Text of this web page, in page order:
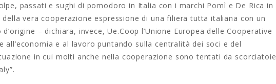
passati e sughi di pomodoro in Italia con i marchi Pomì e De Rica in
vera cooperazione espressione di una filiera tutta italiana con un
– dichiara, invece, Ue.Coop l’Unione Europea delle Cooperative
all’economia e al lavoro puntando sulla centralità dei soci e del
in cui molti anche nella cooperazione sono tentati da scorciatoie